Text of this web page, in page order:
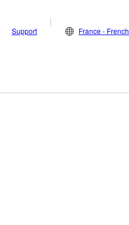
Support France - French